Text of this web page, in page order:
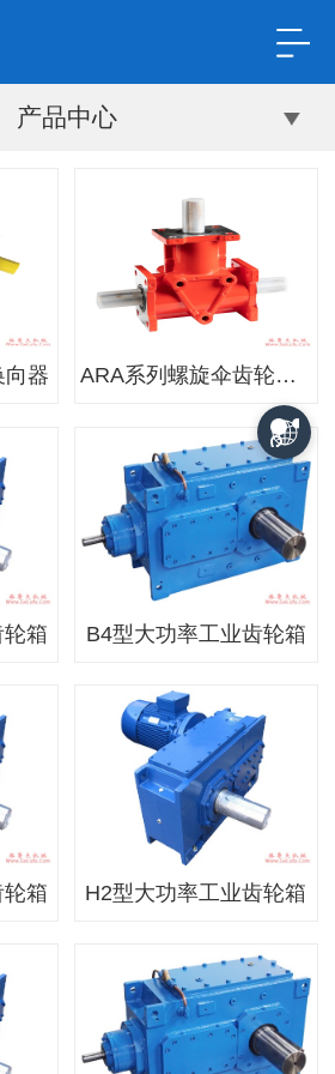
产品中心
向器 ARA系列螺旋伞齿轮转向器
箱 B4型大功率工业齿轮箱
箱 H2型大功率工业齿轮箱